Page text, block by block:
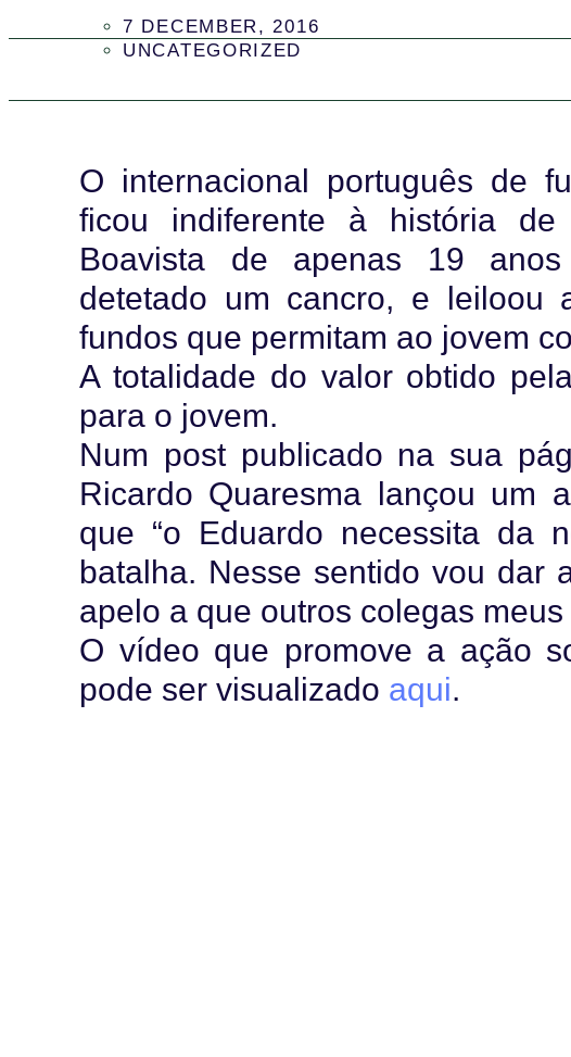
7 DECEMBER, 2016
UNCATEGORIZED
O internacional português de
ficou indiferente à história
Boavista de apenas 19
detetado um cancro, e leiloou
fundos que permitam ao jovem
A totalidade do valor obtido
para o jovem.
Num post publicado na sua
Ricardo Quaresma lançou um
que “o Eduardo necessita da
batalha. Nesse sentido vou dar
apelo a que outros colegas meus
O vídeo que promove a ação
pode ser visualizado aqui.